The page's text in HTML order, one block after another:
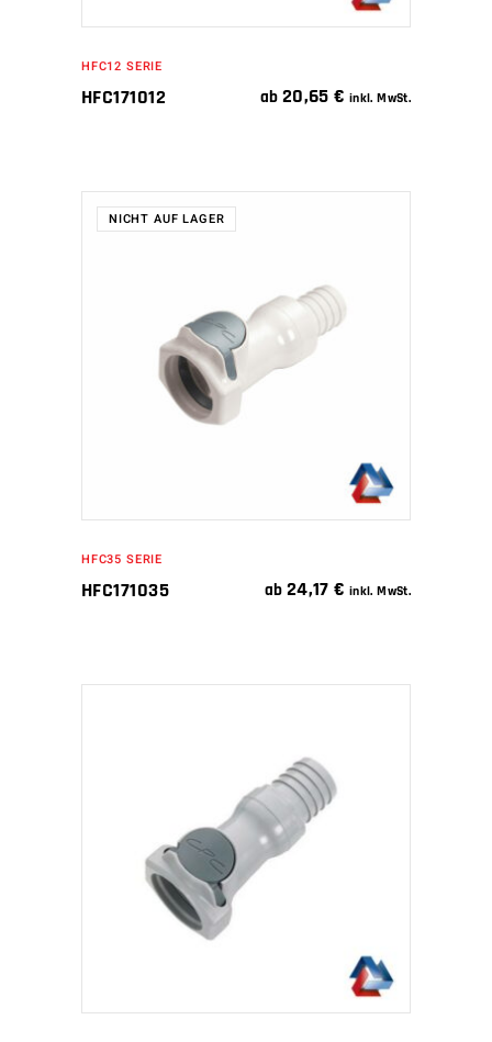
HFC12 SERIE
HFC171012 ab 20,65€ inkl. MwSt.
NICHT AUF LAGER
WEITERLESEN
HFC35 SERIE
HFC171035 ab 24,17€ inkl. MwSt.
IN DEN WARENKORB